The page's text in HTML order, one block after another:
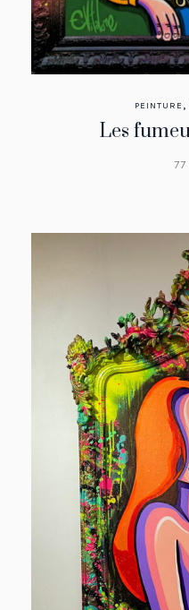
PEINTURE ,
Les
77